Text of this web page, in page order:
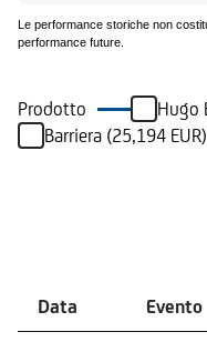
Le performance storiche non
performance future.
Prodotto
Hugo
Barriera (25,194 EUR)
Data Evento